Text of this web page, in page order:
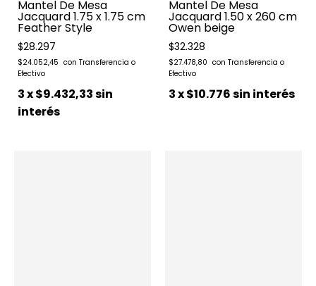
Mantel De Mesa
Jacquard 1.75 x 1.75 cm
Feather Style
$28.297
$24.052,45
3x$9.432,33sin
interés
Mantel De Mesa
Jacquard 1.50 x 260 cm
Owen beige
$32.328
$27.478,80
3x$10.776sin interés